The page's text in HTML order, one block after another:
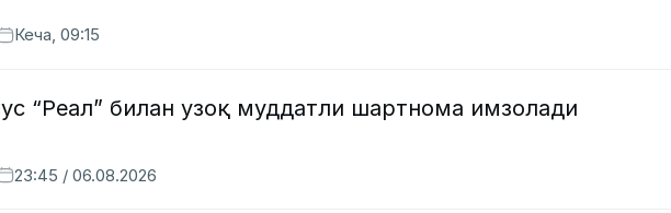
Кеча, 09:15
“Реал” билан узоқ муддатли шартнома имзолади
23:45 / 06.08.2026